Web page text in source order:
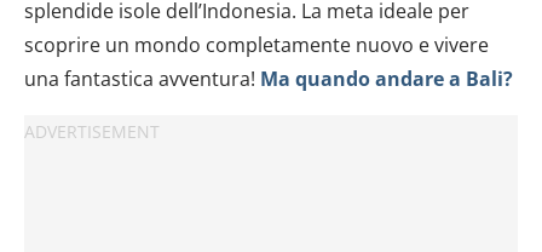
splendide isole dell’Indonesia. La meta ideale per
scoprire un mondo completamente nuovo e vivere
una fantastica avventura! Ma quando andare a Bali?